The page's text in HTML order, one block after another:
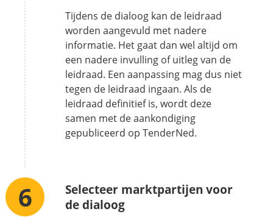
Tijdens de dialoog kan de leidraad
worden aangevuld met nadere
informatie. Het gaat dan wel altijd om
een nadere invulling of uitleg van de
leidraad. Een aanpassing mag dus niet
tegen de leidraad ingaan. Als de
leidraad definitief is, wordt deze
samen met de aankondiging
gepubliceerd op TenderNed.
Selecteer marktpartijen voor
de dialoog